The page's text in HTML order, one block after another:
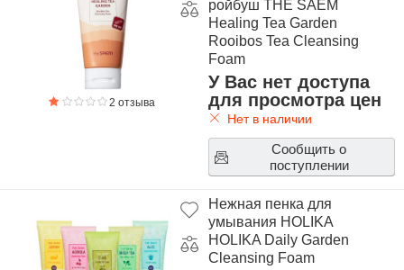
2 отзыва
ройбуш THE SAEM
Healing Tea Garden
Rooibos Tea Cleansing
Foam
У Вас нет доступа
для просмотра цен
Нет в наличии
Сообщить о
поступлении
Нежная пенка для
умывания HOLIKA
HOLIKA Daily Garden
Cleansing Foam